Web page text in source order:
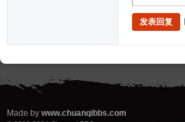
发表回复
Made by www.chuanqibbs.com